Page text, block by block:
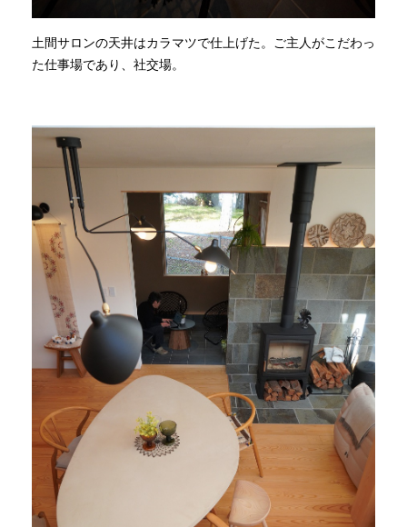
土間サロンの天井はカラマツで仕上げた。ご主人がこだわっ
た仕事場であり、社交場。